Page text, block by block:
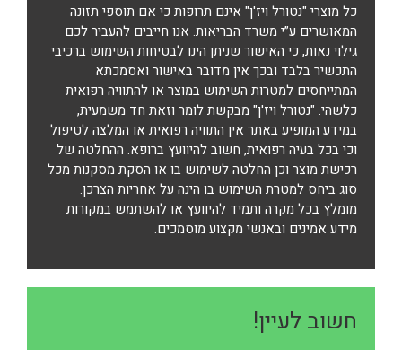
כל מוצרי "נטורל ויז'ן" אינם תרופות כי אם תוספי תזונה
המאושרים ע”י משרד הבריאות. אנו חייבים להעביר לכם
גילוי נאות, כי האישור שניתן הינו לבטיחות השימוש ברכיבי
התכשיר בלבד ובכך אין מדובר באישור ואסמכתא
המתייחסים למטרות השימוש במוצר או להתוויה רפואית
כלשהי. "נטורל ויז'ן" מבקשת לומר וזאת חד משמעית,
במידע המופיע באתר אין התוויה רפואית או המלצה לטיפול
וכי בכל בעיה רפואית, חשוב להיוועץ ברופא. ההחלטה של
רכישת מוצר וכן החלטה לשימוש בו או הסקת מסקנות מכל
סוג ביחס למטרת השימוש בו הינה על אחריות הצרכן.
מומלץ בכל מקרה ותמיד להיוועץ או להשתמש במקורות
מידע אמינים ובאנשי מקצוע מוסמכים.
חשוב לעיין!